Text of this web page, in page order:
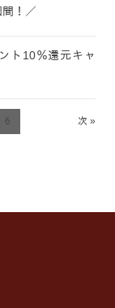
！／
ト10％還元キャ
6 次 »